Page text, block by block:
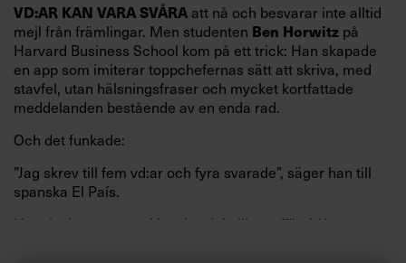
VD:AR KAN VARA SVÅRAatt nå och besvarar inte alltid
mejl från främlingar. Men studenten Ben Horwitz på
Harvard Business School kom på ett trick: Han skapade
en app som imiterar toppchefernas sätt att skriva, med
stavfel, utan hälsningsfraser och mycket kortfattade
meddelanden bestående av en enda rad.
Och det funkade:
”Jag skrev till fem vd:ar och fyra svarade”, säger han till
spanska El País.
Horwitz har nu utvecklat sitt trick till en affärsidé: appen